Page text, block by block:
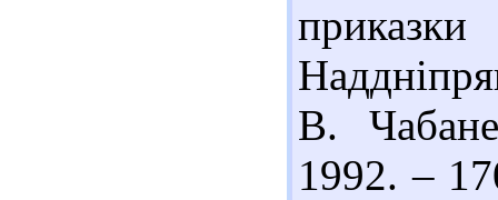
В.
1992. –